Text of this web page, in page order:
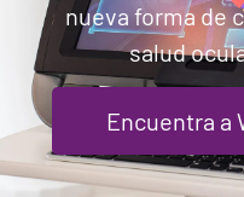
nueva forma de
salud
Encuentra a